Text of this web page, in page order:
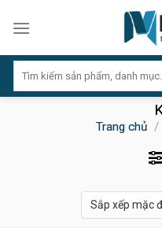
kiếm:
Trang chủ /